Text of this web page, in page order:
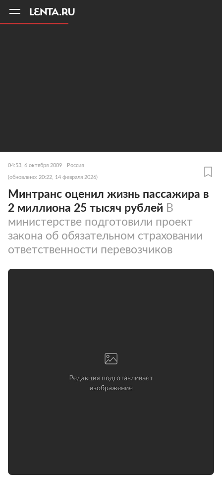
04:53, 6 октября 2009 Россия
(обновлено: 20:22, 14 февраля 2026)
Минтранс оценил жизнь пассажира в
2 миллиона 25 тысяч рублей В
министерстве подготовили проект
закона об обязательном страховании
ответственности перевозчиков